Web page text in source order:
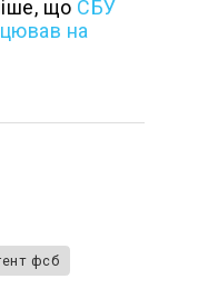
що СБУ
на
фсб